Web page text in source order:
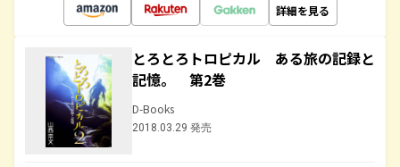
詳細を見る
とろとろトロピカル ある旅の記録と
記憶。 第2巻
D-Books
2018.03.29 発売